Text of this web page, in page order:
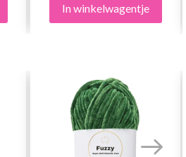
In winkelwagentje